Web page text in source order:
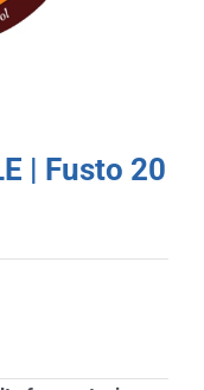
| Fusto 20